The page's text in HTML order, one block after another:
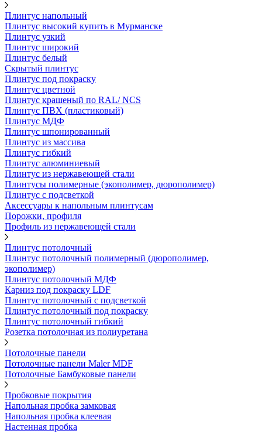
Плинтус напольный
Плинтус высокий купить в Мурманске
Плинтус узкий
Плинтус широкий
Плинтус белый
Скрытый плинтус
Плинтус под покраску
Плинтус цветной
Плинтус крашеный по RAL/ NCS
Плинтус ПВХ (пластиковый)
Плинтус МДФ
Плинтус шпонированный
Плинтус из массива
Плинтус гибкий
Плинтус алюминиевый
Плинтус из нержавеющей стали
Плинтусы полимерные (экополимер, дюрополимер)
Плинтус с подсветкой
Аксессуары к напольным плинтусам
Порожки, профиля
Профиль из нержавеющей стали
Плинтус потолочный
Плинтус потолочный полимерный (дюрополимер,
экополимер)
Плинтус потолочный МДФ
Карниз под покраску LDF
Плинтус потолочный с подсветкой
Плинтус потолочный под покраску
Плинтус потолочный гибкий
Розетка потолочная из полиуретана
Потолочные панели
Потолочные панели Maler MDF
Потолочные Бамбуковые панели
Пробковые покрытия
Напольная пробка замковая
Напольная пробка клеевая
Настенная пробка